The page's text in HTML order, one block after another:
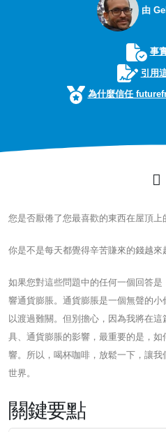
由
事
引用
為什麼信任
您是否厭倦了您最喜歡的東西在屋頂上
你是不是每天都覺得辛苦賺來的錢越來
如果您對這些問題中的任何一個回答
響通貨膨脹。通貨膨脹是一個無聲的
以渡過難關。但別擔心，因為我將在
具、通貨膨脹的影響，最重要的是，
響。所以，喝杯咖啡，放鬆一下，讓
世界。
關鍵要點